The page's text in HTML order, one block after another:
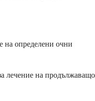
на определени очни
лечение на продължаващо